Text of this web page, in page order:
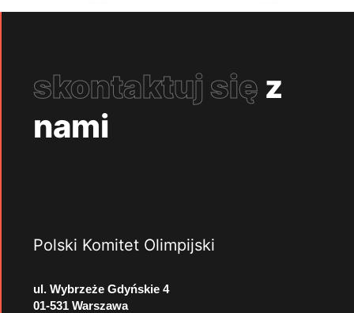
skontaktuj się z
nami
Polski Komitet Olimpijski
ul. Wybrzeże Gdyńskie 4
01-531 Warszawa